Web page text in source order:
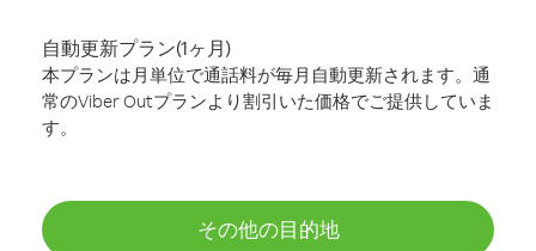
自動更新プラン(1ヶ月)
本プランは月単位で通話料が毎月自動更新されます。通
常のViber Outプランより割引いた価格でご提供していま
す。
その他の目的地